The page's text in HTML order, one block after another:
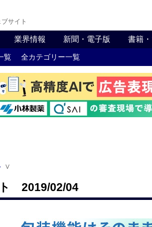
サイト
業界情報 新聞・電子版 書籍
覧 全カテゴリー一覧
∨
2019/02/04